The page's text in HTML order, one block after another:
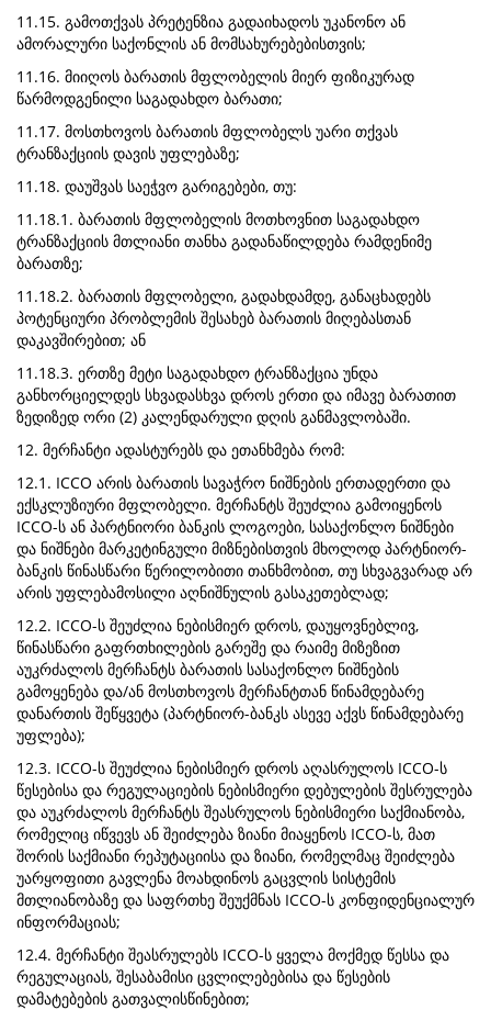
11.15. გამოთქვას პრეტენზია გადაიხადოს უკანონო ან
ამორალური საქონლის ან მომსახურებებისთვის;
11.16. მიიღოს ბარათის მფლობელის მიერ ფიზიკურად
წარმოდგენილი საგადახდო ბარათი;
11.17. მოსთხოვოს ბარათის მფლობელს უარი თქვას
ტრანზაქციის დავის უფლებაზე;
11.18. დაუშვას საეჭვო გარიგებები, თუ:
11.18.1. ბარათის მფლობელის მოთხოვნით საგადახდო
ტრანზაქციის მთლიანი თანხა გადანაწილდება რამდენიმე
ბარათზე;
11.18.2. ბარათის მფლობელი, გადახდამდე, განაცხადებს
პოტენციური პრობლემის შესახებ ბარათის მიღებასთან
დაკავშირებით; ან
11.18.3. ერთზე მეტი საგადახდო ტრანზაქცია უნდა
განხორციელდეს სხვადასხვა დროს ერთი და იმავე ბარათით
ზედიზედ ორი (2) კალენდარული დღის განმავლობაში.
12. მერჩანტი ადასტურებს და ეთანხმება რომ:
12.1. ICCO არის ბარათის სავაჭრო ნიშნების ერთადერთი და
ექსკლუზიური მფლობელი. მერჩანტს შეუძლია გამოიყენოს
ICCO-ს ან პარტნიორი ბანკის ლოგოები, სასაქონლო ნიშნები
და ნიშნები მარკეტინგული მიზნებისთვის მხოლოდ პარტნიორ-
ბანკის წინასწარი წერილობითი თანხმობით, თუ სხვაგვარად არ
არის უფლებამოსილი აღნიშნულის გასაკეთებლად;
12.2. ICCO-ს შეუძლია ნებისმიერ დროს, დაუყოვნებლივ,
წინასწარი გაფრთხილების გარეშე და რაიმე მიზეზით
აუკრძალოს მერჩანტს ბარათის სასაქონლო ნიშნების
გამოყენება და/ან მოსთხოვოს მერჩანტთან წინამდებარე
დანართის შეწყვეტა (პარტნიორ-ბანკს ასევე აქვს წინამდებარე
უფლება);
12.3. ICCO-ს შეუძლია ნებისმიერ დროს აღასრულოს ICCO-ს
წესებისა და რეგულაციების ნებისმიერი დებულების შესრულება
და აუკრძალოს მერჩანტს შეასრულოს ნებისმიერი საქმიანობა,
რომელიც იწვევს ან შეიძლება ზიანი მიაყენოს ICCO-ს, მათ
შორის საქმიანი რეპუტაციისა და ზიანი, რომელმაც შეიძლება
უარყოფითი გავლენა მოახდინოს გაცვლის სისტემის
მთლიანობაზე და საფრთხე შეუქმნას ICCO-ს კონფიდენციალურ
ინფორმაციას;
12.4. მერჩანტი შეასრულებს ICCO-ს ყველა მოქმედ წესსა და
რეგულაციას, შესაბამისი ცვლილებებისა და წესების
დამატებების გათვალისწინებით;